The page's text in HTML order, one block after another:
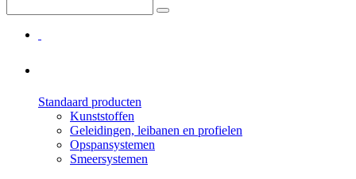
Standaard producten
Kunststoffen
Geleidingen, leibanen en profielen
Opspansystemen
Smeersystemen